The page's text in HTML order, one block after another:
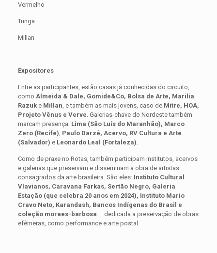
Vermelho
Tunga
Millan
Expositores
Entre as participantes, estão casas já conhecidas do circuito,
como Almeida & Dale, Gomide&Co, Bolsa de Arte, Marilia
Razuk eMillan , e também as mais jovens, caso de Mitre, HOA,
Projeto Vênus e Verve . Galerias-chave do Nordeste também
marcam presença: Lima (São Luís do Maranhão), Marco
Zero (Recife) Paulo Darzé, Acervo, RV Cultura e Arte
(Salvador) e Leonardo Leal (Fortaleza).
Como de praxe no Rotas, também participam institutos, acervos
e galerias que preservam e disseminam a obra de artistas
consagrados da arte brasileira. São eles:⁠ ⁠Instituto Cultural
Vlavianos, Caravana Farkas, Sertão Negro, ⁠Galeria
Estação (que celebra 20 anos em 2024), Instituto Mario
Cravo Neto, Karandash, ⁠Bancos Indígenas do Brasil e
⁠coleção moraes-barbosa – dedicada a preservação de obras
efêmeras, como performance e arte postal.